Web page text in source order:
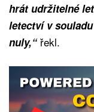
hrát udržitelné
letectví v
nuly,“řekl.